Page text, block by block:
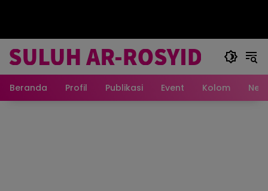
Beranda Profil Publikasi Event Kolom